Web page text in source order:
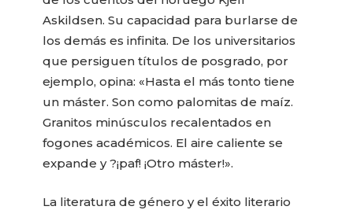
Askildsen. Su capacidad para burlarse de
los demás es infinita. De los universitarios
que persiguen títulos de posgrado, por
ejemplo, opina: «Hasta el más tonto tiene
un máster. Son como palomitas de maíz.
Granitos minúsculos recalentados en
fogones académicos. El aire caliente se
expande y ?¡paf! ¡Otro máster!».
La literatura de género y el éxito literario